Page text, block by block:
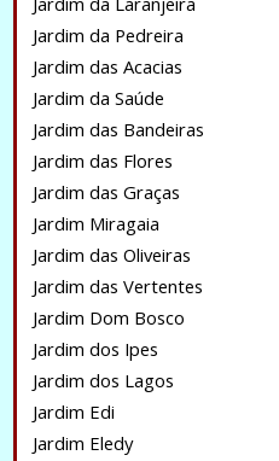
Jardim da Pedreira
Jardim das Acacias
Jardim da Saúde
Jardim das Bandeiras
Jardim das Flores
Jardim das Graças
Jardim Miragaia
Jardim das Oliveiras
Jardim das Vertentes
Jardim Dom Bosco
Jardim dos Ipes
Jardim dos Lagos
Jardim Edi
Jardim Eledy